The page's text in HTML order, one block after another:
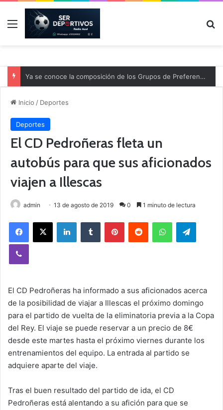
Menú
Ya se conoce la composición de los Grupos de Preferente y el calendario
Inicio / Deportes
Deportes
El CD Pedroñeras fleta un
autobús para que sus aficionados
viajen a Illescas
admin 13 de agosto de 2019 0 1 minuto de lectura
El CD Pedroñeras ha informado a sus aficionados acerca
de la posibilidad de viajar a Illescas el próximo domingo
para el partido de vuelta de la eliminatoria previa a la Copa
del Rey. El viaje se puede reservar a un precio de 8€
desde este martes hasta el próximo viernes durante los
entrenamientos del equipo. La entrada al partido se
adquiere aparte del viaje.
Tras el buen resultado del partido de ida, el CD
Pedroñeras está alentando a su afición para que se